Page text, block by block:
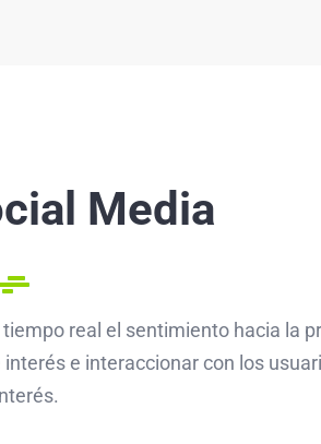
Media
real el sentimiento hacia la
e interaccionar con los